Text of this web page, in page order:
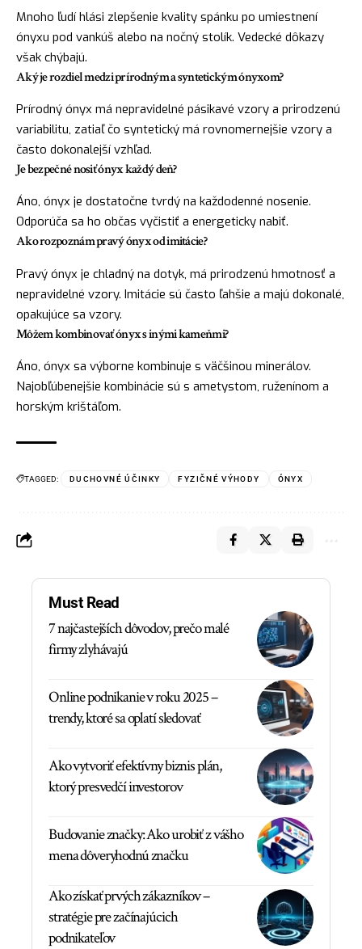
Mnoho ľudí hlási zlepšenie kvality spánku po umiestnení
ónyxu pod vankúš alebo na nočný stolík. Vedecké dôkazy
však chýbajú.
Aký je rozdiel medzi prírodným a syntetickým ónyxom?
Prírodný ónyx má nepravidelné pásikavé vzory a prirodzenú
variabilitu, zatiaľ čo syntetický má rovnomernejšie vzory a
často dokonalejší vzhľad.
Je bezpečné nosiť ónyx každý deň?
Áno, ónyx je dostatočne tvrdý na každodenné nosenie.
Odporúča sa ho občas vyčistiť a energeticky nabiť.
Ako rozpoznám pravý ónyx od imitácie?
Pravý ónyx je chladný na dotyk, má prirodzenú hmotnosť a
nepravidelné vzory. Imitácie sú často ľahšie a majú dokonalé,
opakujúce sa vzory.
Môžem kombinovať ónyx s inými kameňmi?
Áno, ónyx sa výborne kombinuje s väčšinou minerálov.
Najobľúbenejšie kombinácie sú s ametystom, ruženínom a
horským krištáľom.
TAGGED: DUCHOVNÉ ÚČINKY FYZIČNÉ VÝHODY ÓNYX
Must Read
7 najčastejších dôvodov, prečo malé
firmy zlyhávajú
Online podnikanie v roku 2025 –
trendy, ktoré sa oplatí sledovať
Ako vytvoriť efektívny biznis plán,
ktorý presvedčí investorov
Budovanie značky: Ako urobiť z vášho
mena dôveryhodnú značku
Ako získať prvých zákazníkov –
stratégie pre začínajúcich
podnikateľov